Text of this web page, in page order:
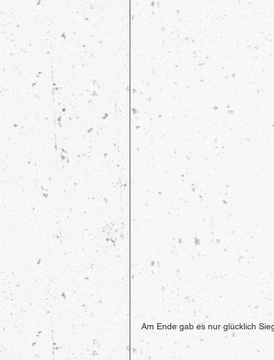
Am Ende gab es nur glücklich